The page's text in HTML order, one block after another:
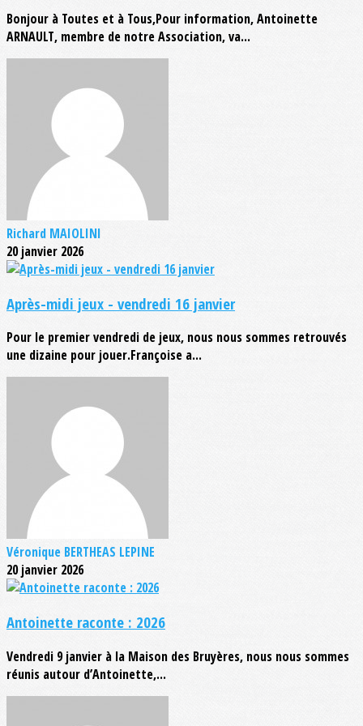
Bonjour à Toutes et à Tous,Pour information, Antoinette
ARNAULT, membre de notre Association, va...
Richard MAIOLINI
20 janvier 2026
Après-midi jeux - vendredi 16 janvier
Pour le premier vendredi de jeux, nous nous sommes retrouvés
une dizaine pour jouer.Françoise a...
Véronique BERTHEAS LEPINE
20 janvier 2026
Antoinette raconte : 2026
Vendredi 9 janvier à la Maison des Bruyères, nous nous sommes
réunis autour d’Antoinette,...